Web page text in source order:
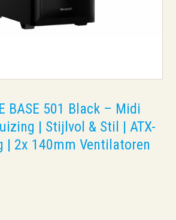
BASE 501 Black – Midi
| Stijlvol & Stil | ATX-
| 2x 140mm Ventilatoren